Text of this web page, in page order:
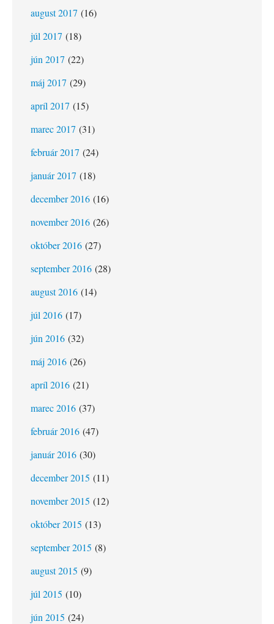
august 2017 (16)
júl 2017 (18)
jún 2017 (22)
máj 2017 (29)
apríl 2017 (15)
marec 2017 (31)
február 2017 (24)
január 2017 (18)
december 2016 (16)
november 2016 (26)
október 2016 (27)
september 2016 (28)
august 2016 (14)
júl 2016 (17)
jún 2016 (32)
máj 2016 (26)
apríl 2016 (21)
marec 2016 (37)
február 2016 (47)
január 2016 (30)
december 2015 (11)
november 2015 (12)
október 2015 (13)
september 2015 (8)
august 2015 (9)
júl 2015 (10)
jún 2015 (24)